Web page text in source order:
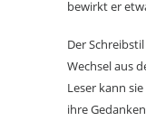
bewirkt er
Der
Wechsel aus
Leser kann
ihre